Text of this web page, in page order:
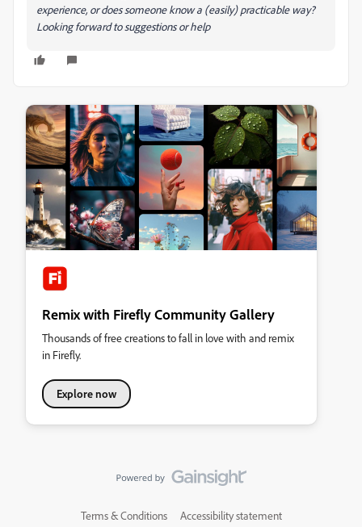
experience, or does someone know a (easily) practicable way?
Looking forward to suggestions or help
Remix with Firefly Community Gallery
Thousands of free creations to fall in love with and remix
in Firefly.
Explore now
Terms & Conditions Accessibility statement